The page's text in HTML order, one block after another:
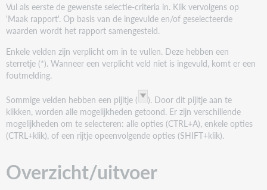
Vul als eerste de gewenste selectie-criteria in. Klik vervolgens op
'Maak rapport'. Op basis van de ingevulde en/of geselecteerde
waarden wordt het rapport samengesteld.
Enkele velden zijn verplicht om in te vullen. Deze hebben een
sterretje (*). Wanneer een verplicht veld niet is ingevuld, komt er een
foutmelding.
Sommige velden hebben een pijltje (
). Door dit pijltje aan te
klikken, worden alle mogelijkheden getoond. Er zijn verschillende
mogelijkheden om te selecteren: alle opties (CTRL+A), enkele opties
(CTRL+klik), of een rijtje opeenvolgende opties (SHIFT+klik).
Overzicht/uitvoer